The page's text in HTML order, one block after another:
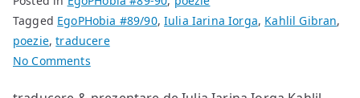
Tagged EgoPHobia #89/90,Iulia Iarina Iorga, Kahlil Gibran,
poezie,traducere
No Commentson